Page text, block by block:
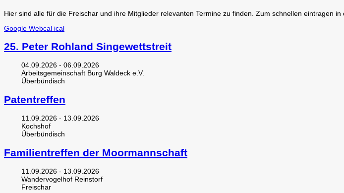
Hier sind alle für die Freischar und ihre Mitglieder relevanten Termine zu finden. Zum schnellen eintragen
Google Webcal ical
25. Peter Rohland Singewettstreit
04.09.2026 - 06.09.2026
Arbeitsgemeinschaft Burg Waldeck e.V.
Überbündisch
Patentreffen
11.09.2026 - 13.09.2026
Kochshof
Überbündisch
Familientreffen der Moormannschaft
11.09.2026 - 13.09.2026
Wandervogelhof Reinstorf
Freischar